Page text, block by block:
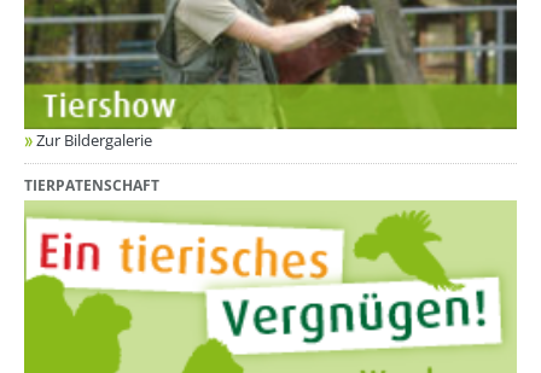
Zur Bildergalerie
TIERPATENSCHAFT